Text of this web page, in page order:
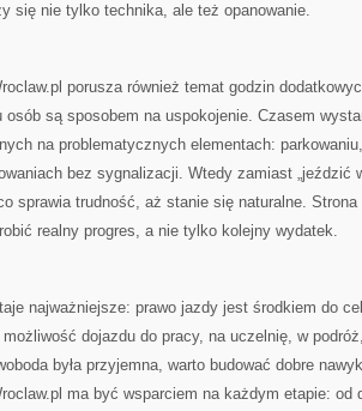
się nie tylko technika, ale też opanowanie.
porusza również temat godzin
osób są sposobem na uspokojenie. Czasem
na problematycznych elementach:
bez sygnalizacji. Wtedy zamiast „jeździć
sprawia trudność, aż stanie się naturalne.
realny progres, a nie tylko kolejny wydatek.
najważniejsze: prawo jazdy jest środkiem do
dojazdu do pracy, na uczelnię, w
była przyjemna, warto budować dobre
ma być wsparciem na każdym etapie: